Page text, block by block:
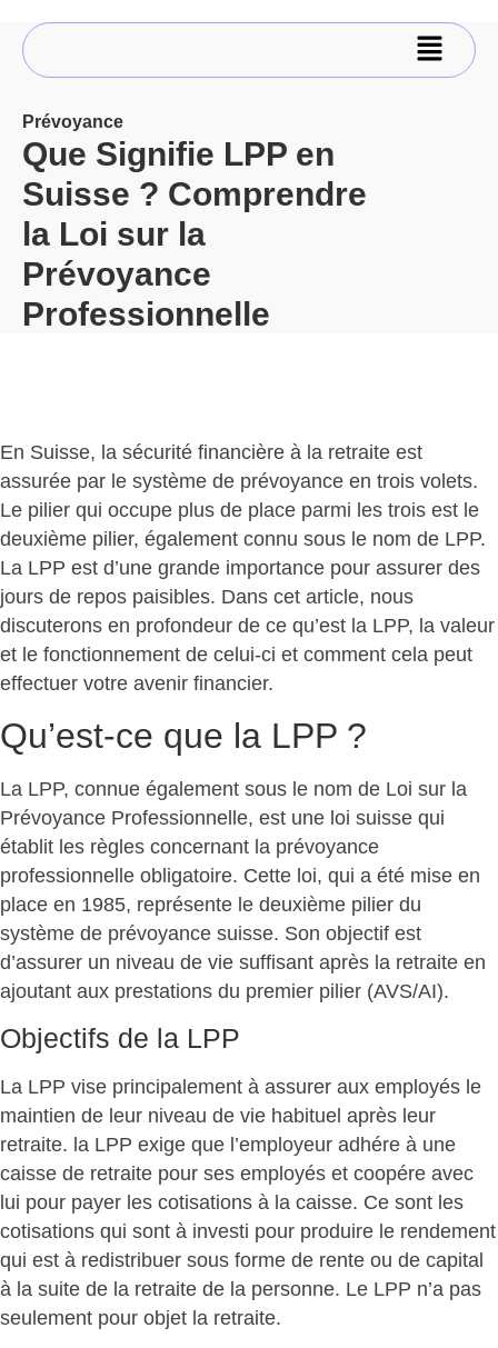
Prévoyance
Que Signifie LPP en
Suisse ? Comprendre
la Loi sur la
Prévoyance
Professionnelle
En Suisse, la sécurité financière à la retraite est
assurée par le système de prévoyance en trois volets.
Le pilier qui occupe plus de place parmi les trois est le
deuxième pilier, également connu sous le nom de LPP.
La LPP est d’une grande importance pour assurer des
jours de repos paisibles. Dans cet article, nous
discuterons en profondeur de ce qu’est la LPP, la valeur
et le fonctionnement de celui-ci et comment cela peut
effectuer votre avenir financier.
Qu’est-ce que la LPP ?
La LPP, connue également sous le nom de Loi sur la
Prévoyance Professionnelle, est une loi suisse qui
établit les règles concernant la prévoyance
professionnelle obligatoire. Cette loi, qui a été mise en
place en 1985, représente le deuxième pilier du
système de prévoyance suisse. Son objectif est
d’assurer un niveau de vie suffisant après la retraite en
ajoutant aux prestations du premier pilier (AVS/AI).
Objectifs de la LPP
La LPP vise principalement à assurer aux employés le
maintien de leur niveau de vie habituel après leur
retraite. la LPP exige que l’employeur adhére à une
caisse de retraite pour ses employés et coopére avec
lui pour payer les cotisations à la caisse. Ce sont les
cotisations qui sont à investi pour produire le rendement
qui est à redistribuer sous forme de rente ou de capital
à la suite de la retraite de la personne. Le LPP n’a pas
seulement pour objet la retraite.